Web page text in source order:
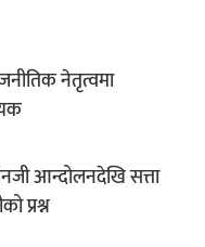
नेतृत्वमा
आन्दोलनदेखि सत्ता
प्रश्न